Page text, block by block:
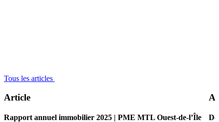
Tous les articles
Article
Rapport annuel immobilier 2025 | PME MTL Ouest-de-l’Île